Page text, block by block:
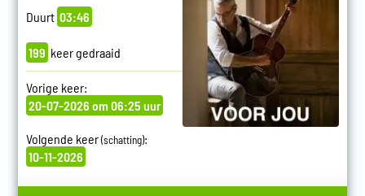
Duurt 03:46
199 keer gedraaid
Vorige keer:
20-07-2026 om 06:25 uur
Volgende keer(schatting):
10-11-2026